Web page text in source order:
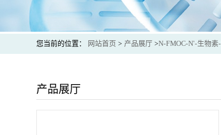
您当前的位置： 网站首页 > 产品展厅 >N-FMOC-N'-生物
产品展厅